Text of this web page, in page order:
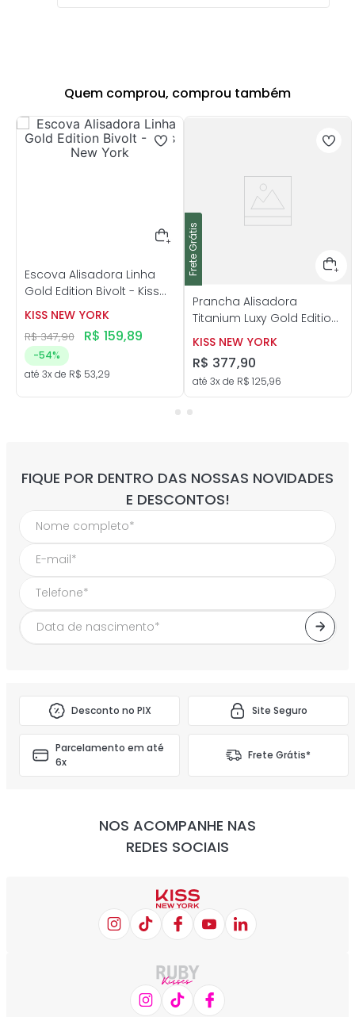
Quem comprou, comprou também
Escova Alisadora Linha
Gold Edition Bivolt - Kiss
New York
KISS NEW YORK
R$ 347,90 R$ 159,89
-54%
até 3x de R$ 53,29
Frete Grátis
Frete Grátis
Prancha Alisadora
Titanium Luxy Gold Edition
Bivolt - Kiss New York
KISS NEW YORK
R$ 377,90
até 3x de R$ 125,96
FIQUE POR DENTRO DAS NOSSAS NOVIDADES
E DESCONTOS!
Desconto no PIX Site Seguro
Parcelamento em até
6x
Frete Grátis*
NOS ACOMPANHE NAS
REDES SOCIAIS